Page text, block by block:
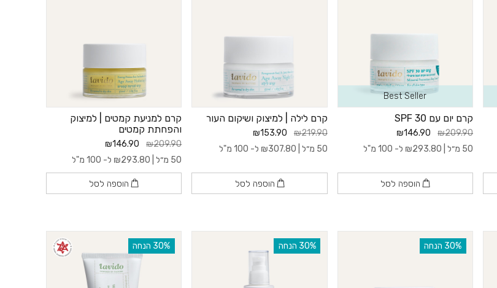
Best Seller
קרם יום עם 30 SPF
₪209.90
₪146.90
50 מ״ל |
₪293.80 ל- 100 מ"ל
הוספה לסל
קרם לילה | למיצוק ושיקום העור
₪219.90
₪153.90
50 מ״ל |
₪307.80 ל- 100 מ"ל
הוספה לסל
קרם למניעת קמטים | למיצוק
והפחתת קמטים
₪209.90
₪146.90
50 מ״ל |
₪293.80 ל- 100 מ"ל
הוספה לסל
‫30% הנחה ‫30% הנחה ‫30% הנחה